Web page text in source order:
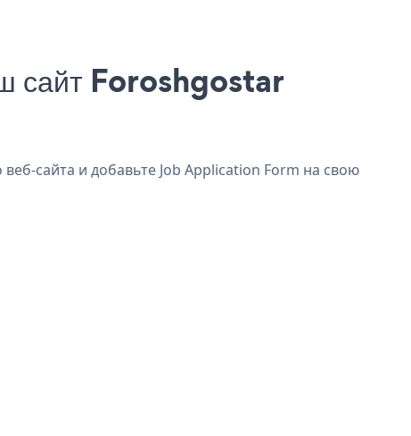
сайт Foroshgostar
сайта и добавьте Job Application Form на свою